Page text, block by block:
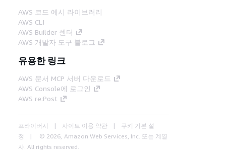
AWS 코드 예시 라이브러리
AWS CLI
AWS Builder 센터
AWS 개발자 도구 블로그
유용한 링크
AWS 문서 MCP 서버 다운로드
AWS Console에 로그인
AWS re:Post
프라이버시 사이트 이용 약관
쿠키 기본 설
정
© 2026, Amazon Web Services, Inc. 또는 계열
사. All rights reserved.